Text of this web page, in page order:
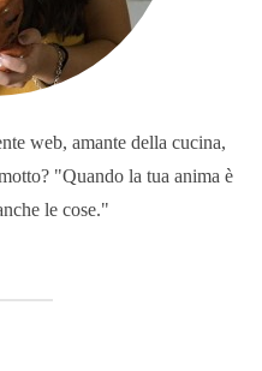
web, amante della cucina,
"Quando la tua anima è
le cose."